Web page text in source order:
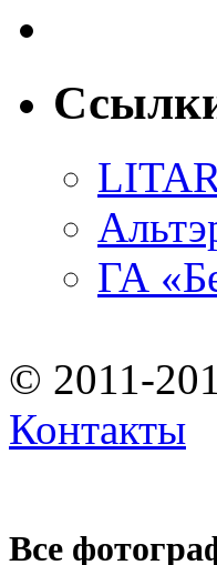
ГА
© 2011-
Контакты
Все